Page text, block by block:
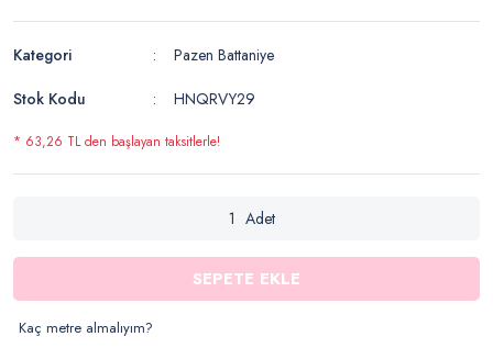
Kategori
Pazen Battaniye
Stok Kodu
HNQRVY29
* 63,26 TL den başlayan taksitlerle!
Adet
SEPETE EKLE
Kaç metre almalıyım?